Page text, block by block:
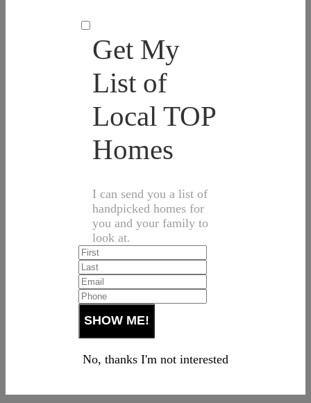
Get My
List of
Local TOP
Homes
I can send you a list of
handpicked homes for
you and your family to
look at.
No, thanks I'm not interested